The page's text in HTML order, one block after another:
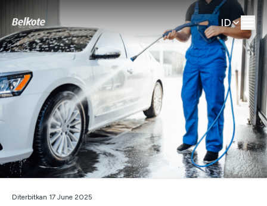
ID
Diterbitkan 17 June 2025